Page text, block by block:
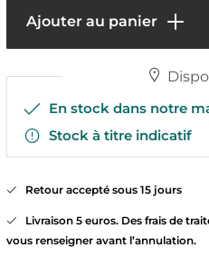
Ajouter au panier
En stock dans notre
Stock à titre indicatif
Retour accepté sous 15 jours
Livraison 5 euros. Des frais de
vous renseigner avant l’annulation.